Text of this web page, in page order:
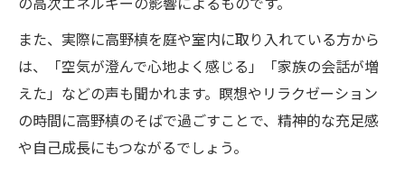
また、実際に高野槙を庭や室内に取り入れている方から
は、「空気が澄んで心地よく感じる」「家族の会話が増
えた」などの声も聞かれます。瞑想やリラクゼーション
の時間に高野槙のそばで過ごすことで、精神的な充足感
や自己成長にもつながるでしょう。